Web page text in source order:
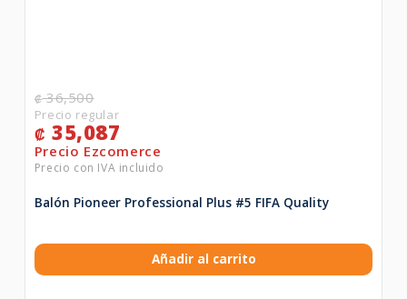
₡36,500
₡ 35,087
Balón Pioneer Professional Plus #5 FIFA Quality
Añadir al carrito